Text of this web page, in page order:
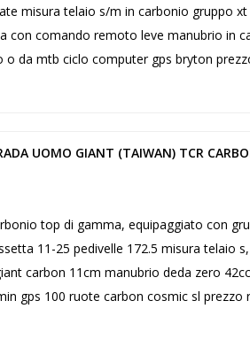
misura telaio s/m in carbonio gruppo
con comando remoto leve manubrio in
da mtb ciclo computer gps bryton
UOMO GIANT (TAIWAN) TCR
top di gamma, equipaggiato con
11-25 pedivelle 172.5 misura telaio
carbon 11cm manubrio deda zero
gps 100 ruote carbon cosmic sl prezzo